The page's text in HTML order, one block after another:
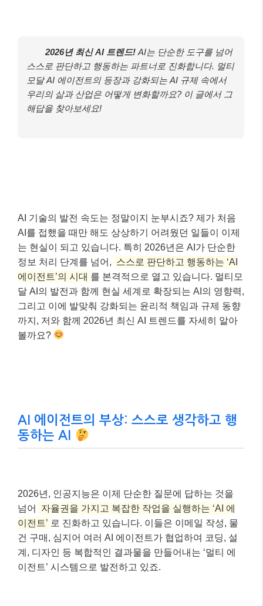
2026년 최신 AI 트렌드! AI는 단순한 도구를 넘어
스스로 판단하고 행동하는 파트너로 진화합니다. 멀티
모달 AI 에이전트의 등장과 강화되는 AI 규제 속에서
우리의 삶과 산업은 어떻게 변화할까요? 이 글에서 그
해답을 찾아보세요!
AI 기술의 발전 속도는 정말이지 눈부시죠? 제가 처음
AI를 접했을 때만 해도 상상하기 어려웠던 일들이 이제
는 현실이 되고 있습니다. 특히 2026년은 AI가 단순한
정보 처리 단계를 넘어, 스스로 판단하고 행동하는 ‘AI
에이전트’의 시대 를 본격적으로 열고 있습니다. 멀티모
달 AI의 발전과 함께 현실 세계로 확장되는 AI의 영향력,
그리고 이에 발맞춰 강화되는 윤리적 책임과 규제 동향
까지, 저와 함께 2026년 최신 AI 트렌드를 자세히 알아
볼까요?
AI 에이전트의 부상: 스스로 생각하고 행
동하는 AI
2026년, 인공지능은 이제 단순한 질문에 답하는 것을
넘어
자율권을 가지고 복잡한 작업을 실행하는 ‘AI 에
이전트’ 로 진화하고 있습니다. 이들은 이메일 작성, 물
건 구매, 심지어 여러 AI 에이전트가 협업하여 코딩, 설
계, 디자인 등 복합적인 결과물을 만들어내는 ‘멀티 에
이전트’ 시스템으로 발전하고 있죠.